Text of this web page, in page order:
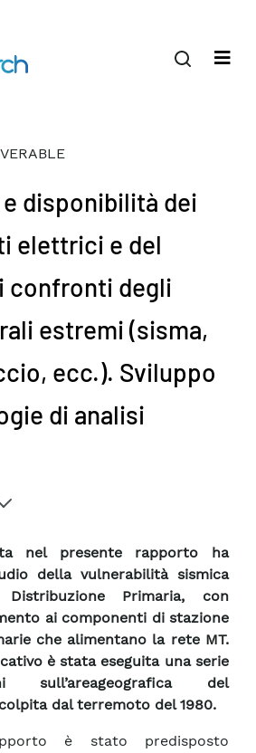
disponibilità dei
elettrici e del
confronti degli
estremi (sisma,
ecc.). Sviluppo
di analisi
nel presente rapporto ha
della vulnerabilità sismica
Primaria, con
ai componenti di stazione
che alimentano la rete MT.
è stata eseguita una serie
sull’areageografica del
dal terremoto del 1980.
è stato predisposto